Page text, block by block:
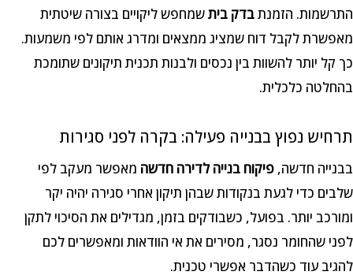
התרשמות. הזמנתבדק ביתשמחפש ליקויים בצורה שיטתית
מאפשרת לקבל דוח שמציג ממצאים ומדרג אותם לפי משמעות.
כך קל יותר להשוות בין נכסים ולבנות תכנית תיקונים שתומכת
בהחלטה כלכלית.
תרחיש נפוץ בבנייה פעילה: בקרה לפני סגירות
בבנייה חדשה, פיקוח בנייה לדירה חדשה מאפשר מעקב לפי
שלבים כדי לגעת בנקודות שבהן תיקון אחרי סגירה יהיה יקר
ומורכב יותר. בפועל, כשבודקים בזמן, מגדילים את הסיכוי לתקן
לפני שהחומר נסגר, מסירים את אי הוודאות ומאפשרים לכם
להגיב עוד כשהדבר אפשרי טכנית.